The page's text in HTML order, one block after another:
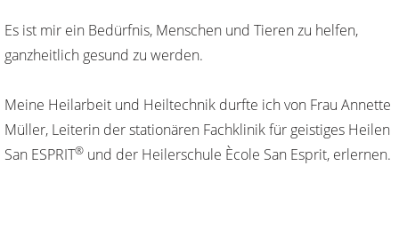
Es ist mir ein Bedürfnis, Menschen und Tieren zu helfen,
ganzheitlich gesund zu werden.
Meine Heilarbeit und Heiltechnik durfte ich von Frau Annette
Müller, Leiterin der stationären Fachklinik für geistiges Heilen
San ESPRIT® und der Heilerschule Ècole San Esprit, erlernen.